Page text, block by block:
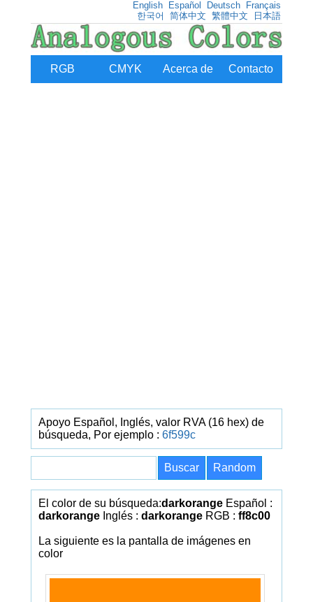
English Español Deutsch
Français
한국어
简体中文 繁體中文 日本語
RGB CMYK Acerca de Contacto
Apoyo Español, Inglés, valor RVA (16 hex) de
búsqueda, Por ejemplo : 6f599c
El color de su búsqueda:darkorange Español :
darkorange Inglés : darkorange RGB : ff8c00
La siguiente es la pantalla de imágenes en
color